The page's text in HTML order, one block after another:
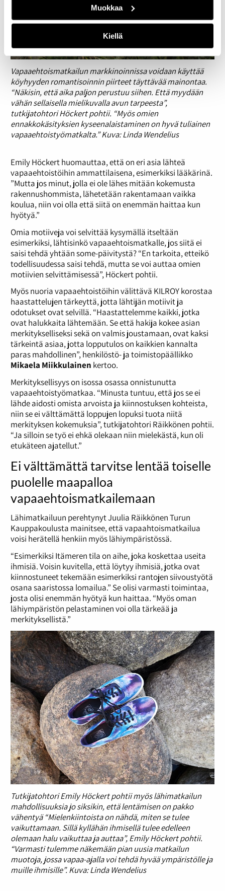
Muokkaa
Kiellä
Vapaaehtoismatkailun markkinoinnissa voidaan käyttää
köyhyyden romantisoinnin piirteet täyttävää mainontaa.
“Näkisin, että aika paljon perustuu siihen. Että myydään
vähän sellaisella mielikuvalla avun tarpeesta”,
tutkijatohtori Höckert pohtii. “Myös omien
ennakkokäsityksien kyseenalaistaminen on hyvä tuliainen
vapaaehtoistyömatkalta.” Kuva: Linda Wendelius
Emily Höckert huomauttaa, että on eri asia lähteä
vapaaehtoistöihin ammattilaisena, esimerkiksi lääkärinä.
”Mutta jos minut, jolla ei ole lähes mitään kokemusta
rakennushommista, lähetetään rakentamaan vaikka
koulua, niin voi olla että siitä on enemmän haittaa kun
hyötyä.”
Omia motiiveja voi selvittää kysymällä itseltään
esimerkiksi, lähtisinkö vapaaehtoismatkalle, jos siitä ei
saisi tehdä yhtään some-päivitystä? “En tarkoita, etteikö
todellisuudessa saisi tehdä, mutta se voi auttaa omien
motiivien selvittämisessä”, Höckert pohtii.
Myös nuoria vapaaehtoistöihin välittävä KILROY korostaa
haastattelujen tärkeyttä, jotta lähtijän motiivit ja
odotukset ovat selvillä. “Haastattelemme kaikki, jotka
ovat halukkaita lähtemään. Se että hakija kokee asian
merkitykselliseksi sekä on valmis joustamaan, ovat kaksi
tärkeintä asiaa, jotta lopputulos on kaikkien kannalta
paras mahdollinen”, henkilöstö- ja toimistopäällikko
Mikaela Miikkulainen kertoo.
Merkityksellisyys on isossa osassa onnistunutta
vapaaehtoistyömatkaa. “Minusta tuntuu, että jos se ei
lähde aidosti omista arvoista ja kiinnostuksen kohteista,
niin se ei välttämättä loppujen lopuksi tuota niitä
merkityksen kokemuksia”, tutkijatohtori Räikkönen pohtii.
“Ja silloin se työ ei ehkä olekaan niin mielekästä, kun oli
etukäteen ajatellut.”
Ei välttämättä tarvitse lentää toiselle
puolelle maapalloa
vapaaehtoismatkailemaan
Lähimatkailuun perehtynyt Juulia Räikkönen Turun
Kauppakoulusta mainitsee, että vapaahtoismatkailua
voisi herätellä henkiin myös lähiympäristössä.
“Esimerkiksi Itämeren tila on aihe, joka koskettaa useita
ihmisiä. Voisin kuvitella, että löytyy ihmisiä, jotka ovat
kiinnostuneet tekemään esimerkiksi rantojen siivoustyötä
osana saaristossa lomailua.” Se olisi varmasti toimintaa,
josta olisi enemmän hyötyä kun haittaa. “Myös oman
lähiympäristön pelastaminen voi olla tärkeää ja
merkityksellistä.”
Tutkijatohtori Emily Höckert pohtii myös lähimatkailun
mahdollisuuksia jo siksikin, että lentämisen on pakko
vähentyä “Mielenkiintoista on nähdä, miten se tulee
vaikuttamaan. Sillä kyllähän ihmisellä tulee edelleen
olemaan halu vaikuttaa ja auttaa”, Emily Höckert pohtii.
“Varmasti tulemme näkemään pian uusia matkailun
muotoja, jossa vapaa-ajalla voi tehdä hyvää ympäristölle ja
muille ihmisille”. Kuva: Linda Wendelius